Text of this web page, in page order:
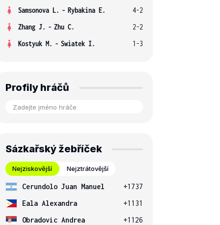
Samsonova L. - Rybakina E.
4-2
Zhang J. - Zhu C.
2-2
Kostyuk M. - Swiatek I. 1-3
Profily hráčů
Sázkařský žebříček
Nejziskovější Nejztrátovější
Cerundolo Juan Manuel
+1737
Eala Alexandra
+1131
Obradovic Andrea
+1126